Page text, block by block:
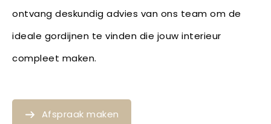
ontvang deskundig advies van ons team om de
ideale gordijnen te vinden die jouw interieur
compleet maken.
Afspraak maken